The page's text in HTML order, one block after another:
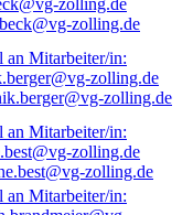
zolling.de
zolling.de
zolling.de